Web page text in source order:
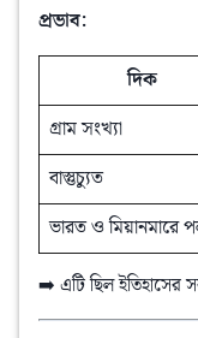
প্রভাব:
দিক
গ্রাম সংখ্যা
বাস্তুচ্যুত
ভারত ও মিয়ানমারে
➡️ এটি ছিল ইতিহাসের